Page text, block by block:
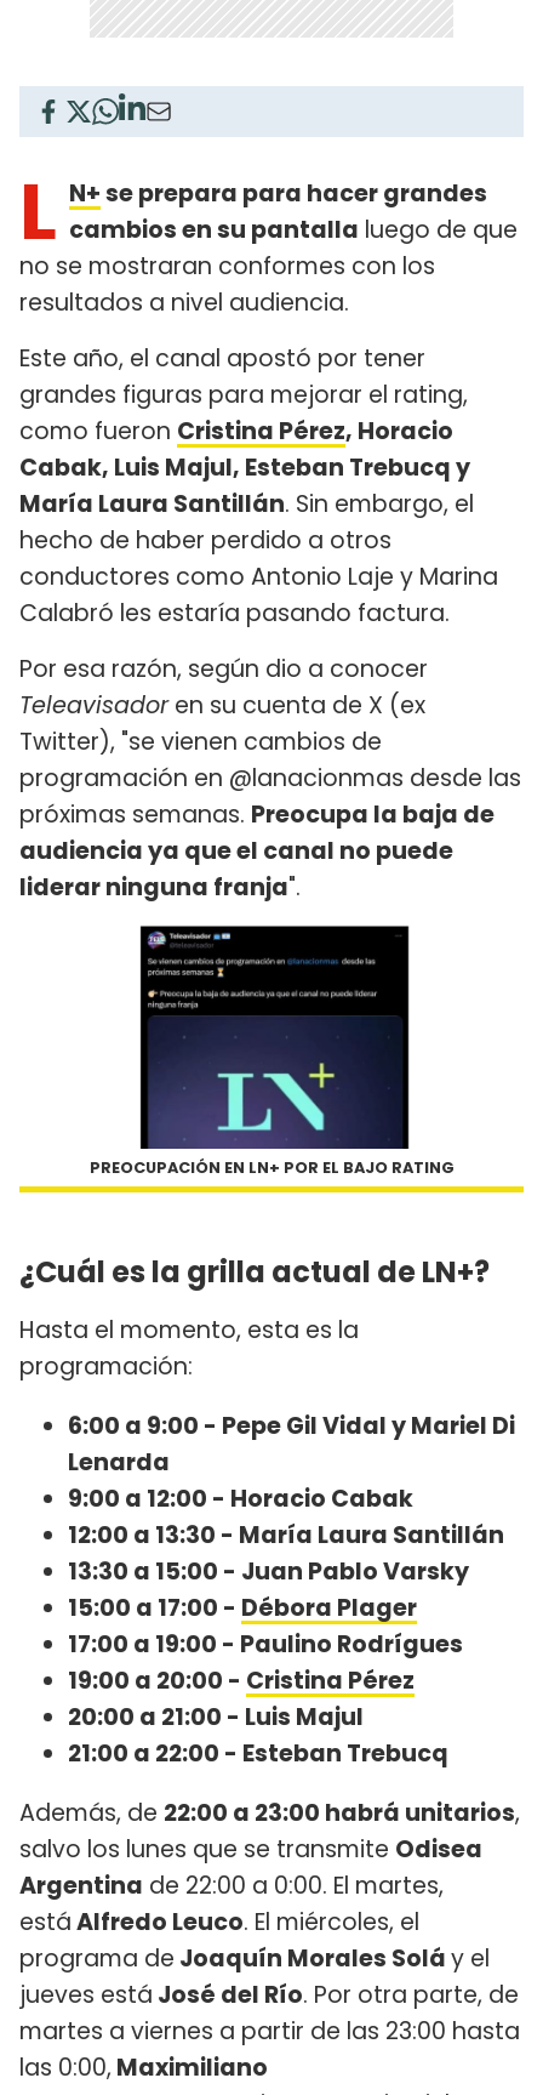
L N+se prepara para hacer grandes
cambios en su pantalla luego de que
no se mostraran conformes con los
resultados a nivel audiencia.
Este año, el canal apostó por tener
grandes figuras para mejorar el rating,
como fueron Cristina Pérez, Horacio
Cabak, Luis Majul, Esteban Trebucq y
María Laura Santillán. Sin embargo, el
hecho de haber perdido a otros
conductores como Antonio Laje y Marina
Calabró les estaría pasando factura.
Por esa razón, según dio a conocer
Teleavisadoren su cuenta de X (ex
Twitter), "se vienen cambios de
programación en @lanacionmas desde las
próximas semanas. Preocupa la baja de
audiencia ya que el canal no puede
liderar ninguna franja".
PREOCUPACIÓN EN LN+ POR EL BAJO RATING
¿Cuál es la grilla actual de LN+?
Hasta el momento, esta es la
programación:
6:00 a 9:00 - Pepe Gil Vidal y Mariel Di
Lenarda
9:00 a 12:00 - Horacio Cabak
12:00 a 13:30 - María Laura Santillán
13:30 a 15:00 - Juan Pablo Varsky
15:00 a 17:00 - Débora Plager
17:00 a 19:00 - Paulino Rodrígues
19:00 a 20:00 - Cristina Pérez
20:00 a 21:00 - Luis Majul
21:00 a 22:00 - Esteban Trebucq
Además, de 22:00 a 23:00 habrá unitarios,
salvo los lunes que se transmite Odisea
Argentina de 22:00 a 0:00. El martes,
estáAlfredo Leuco. El miércoles, el
programa de Joaquín Morales Soláy el
jueves está José del Río. Por otra parte, de
martes a viernes a partir de las 23:00 hasta
las 0:00, Maximiliano